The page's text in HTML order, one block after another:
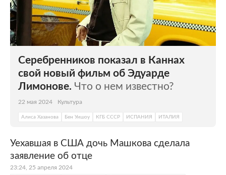
Серебренников показал в Каннах
свой новый фильм об Эдуарде
Лимонове. Что о нем известно?
22 мая 2024 Культура
Алиса Хазанова Бен Уишоу КГБ СССР ИСПАНИЯ ИТАЛИЯ
Уехавшая в США дочь Машкова сделала
заявление об отце
23:24, 25 апреля 2024